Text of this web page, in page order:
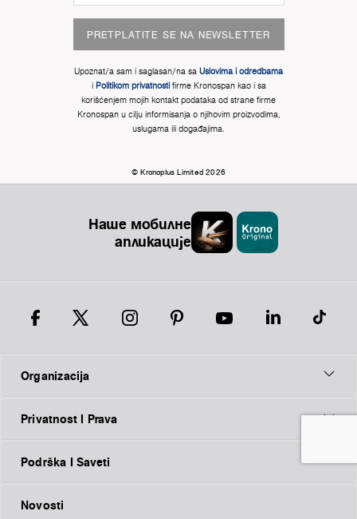
PRETPLATITE SE NA NEWSLETTER
Upoznat/a sam i saglasan/na sa Uslovima i odredbama
i Politikom privatnostifirme Kronospan kao i sa
korišćenjem mojih kontakt podataka od strane firme
Kronospan u cilju informisanja o njihovim proizvodima,
uslugama ili događajima.
© Kronoplus Limited 2026
Наше мобилне
апликације
Organizacija
Privatnost I Prava
Podrška I Saveti
Novosti